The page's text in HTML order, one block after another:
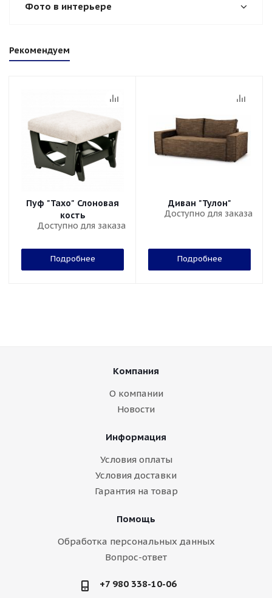
Фото в интерьере
Рекомендуем
Пуф "Тахо" Слоновая
кость
Доступно для заказа
Подробнее
Диван "Тулон"
Доступно для заказа
Подробнее
Компания
О компании
Новости
Информация
Условия оплаты
Условия доставки
Гарантия на товар
Помощь
Обработка персональных данных
Вопрос-ответ
+7 980 338-10-06